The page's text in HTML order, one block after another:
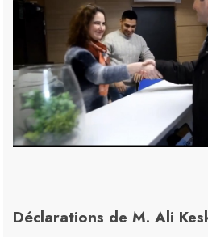
Déclarations de M. Ali